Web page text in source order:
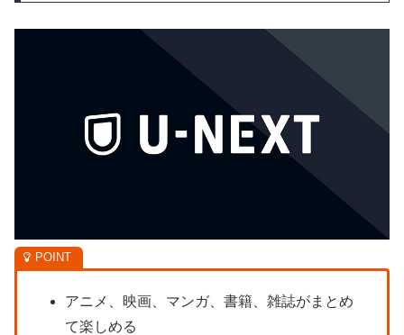
アニメ、映画、マンガ、書籍、雑誌がまとめ
て楽しめる